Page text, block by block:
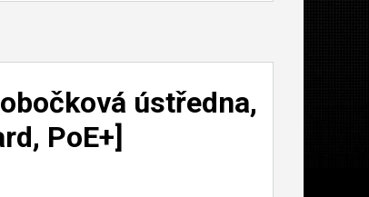
ústředna,
PoE+]